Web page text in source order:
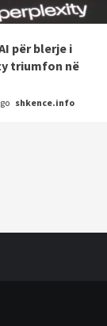
për blerje i
triumfon në
shkence.info